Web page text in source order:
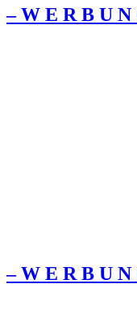
– W Ε R Β U Ν
– W Ε R Β U Ν